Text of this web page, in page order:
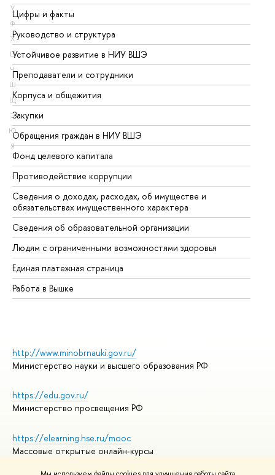
У
Ф
Х
Ц
Ч
Ш
Щ
Э
Ю
Я
Цифры и факты
Руководство и структура
Устойчивое развитие в НИУ ВШЭ
Преподаватели и сотрудники
Корпуса и общежития
Закупки
Обращения граждан в НИУ ВШЭ
Фонд целевого капитала
Противодействие коррупции
Сведения о доходах, расходах, об имуществе и
обязательствах имущественного характера
Сведения об образовательной организации
Людям с ограниченными возможностями здоровья
Единая платежная страница
Работа в Вышке
http://www.minobrnauki.gov.ru/
Министерство науки и высшего образования РФ
https://edu.gov.ru/
Министерство просвещения РФ
https://elearning.hse.ru/mooc
Массовые открытые онлайн-курсы